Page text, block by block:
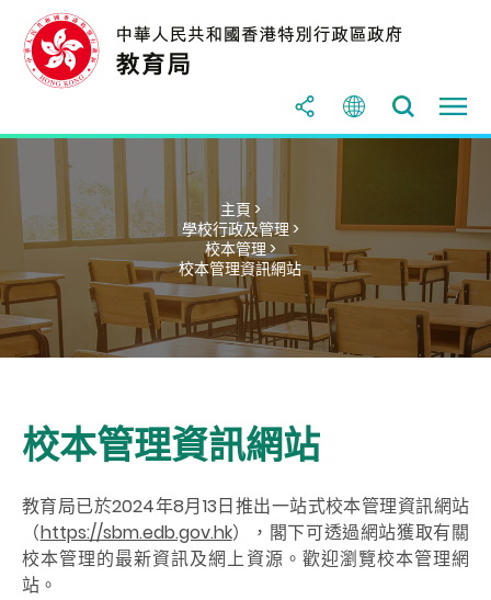
主頁 >
學校行政及管理 >
校本管理 >
校本管理資訊網站
校本管理資訊網站
教育局已於2024年8月13日推出一站式校本管理資訊網站
（https://sbm.edb.gov.hk），閣下可透過網站獲取有關
校本管理的最新資訊及網上資源。歡迎瀏覽校本管理網
站。